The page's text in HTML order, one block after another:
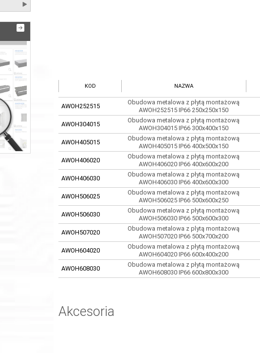
KOD NAZWA
AWOH252515
Obudowa metalowa z płytą montażową
AWOH252515 IP66 250x250x150
AWOH304015
Obudowa metalowa z płytą montażową
AWOH304015 IP66 300x400x150
AWOH405015
Obudowa metalowa z płytą montażową
AWOH405015 IP66 400x500x150
AWOH406020
Obudowa metalowa z płytą montażową
AWOH406020 IP66 400x600x200
AWOH406030
Obudowa metalowa z płytą montażową
AWOH406030 IP66 400x600x300
AWOH506025
Obudowa metalowa z płytą montażową
AWOH506025 IP66 500x600x250
AWOH506030
Obudowa metalowa z płytą montażową
AWOH506030 IP66 500x600x300
AWOH507020
Obudowa metalowa z plytą montażową
AWOH507020 IP66 500x700x200
AWOH604020
Obudowa metalowa z płytą montażową
AWOH604020 IP66 600x400x200
AWOH608030
Obudowa metalowa z płytą montażową
AWOH608030 IP66 600x800x300
Akcesoria